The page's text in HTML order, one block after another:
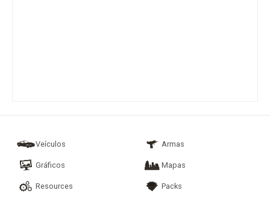
Veículos Armas
Gráficos Mapas
Resources Packs